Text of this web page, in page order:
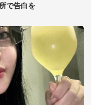
で告白を